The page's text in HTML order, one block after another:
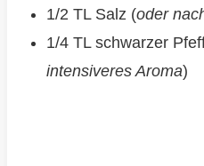
1/2 TL Salz (oder
1/4 TL schwarzer
intensiveres Aroma)